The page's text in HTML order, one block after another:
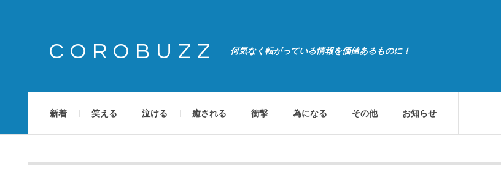
COROBUZZ 何気なく転がっている情報を価値あるものに！
新着 笑える 泣ける 癒される 衝撃 為になる その他 お知らせ